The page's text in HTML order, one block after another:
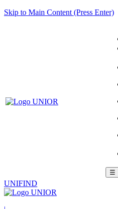
Skip to Main Content (Press Enter)
☰
UNIFIND